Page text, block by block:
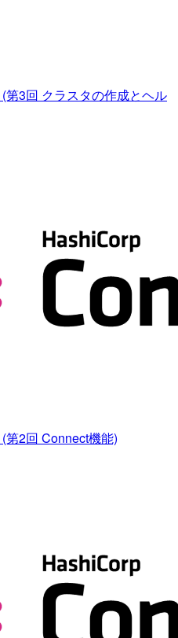
3回 クラスタの作成とヘル
2回 Connect機能)